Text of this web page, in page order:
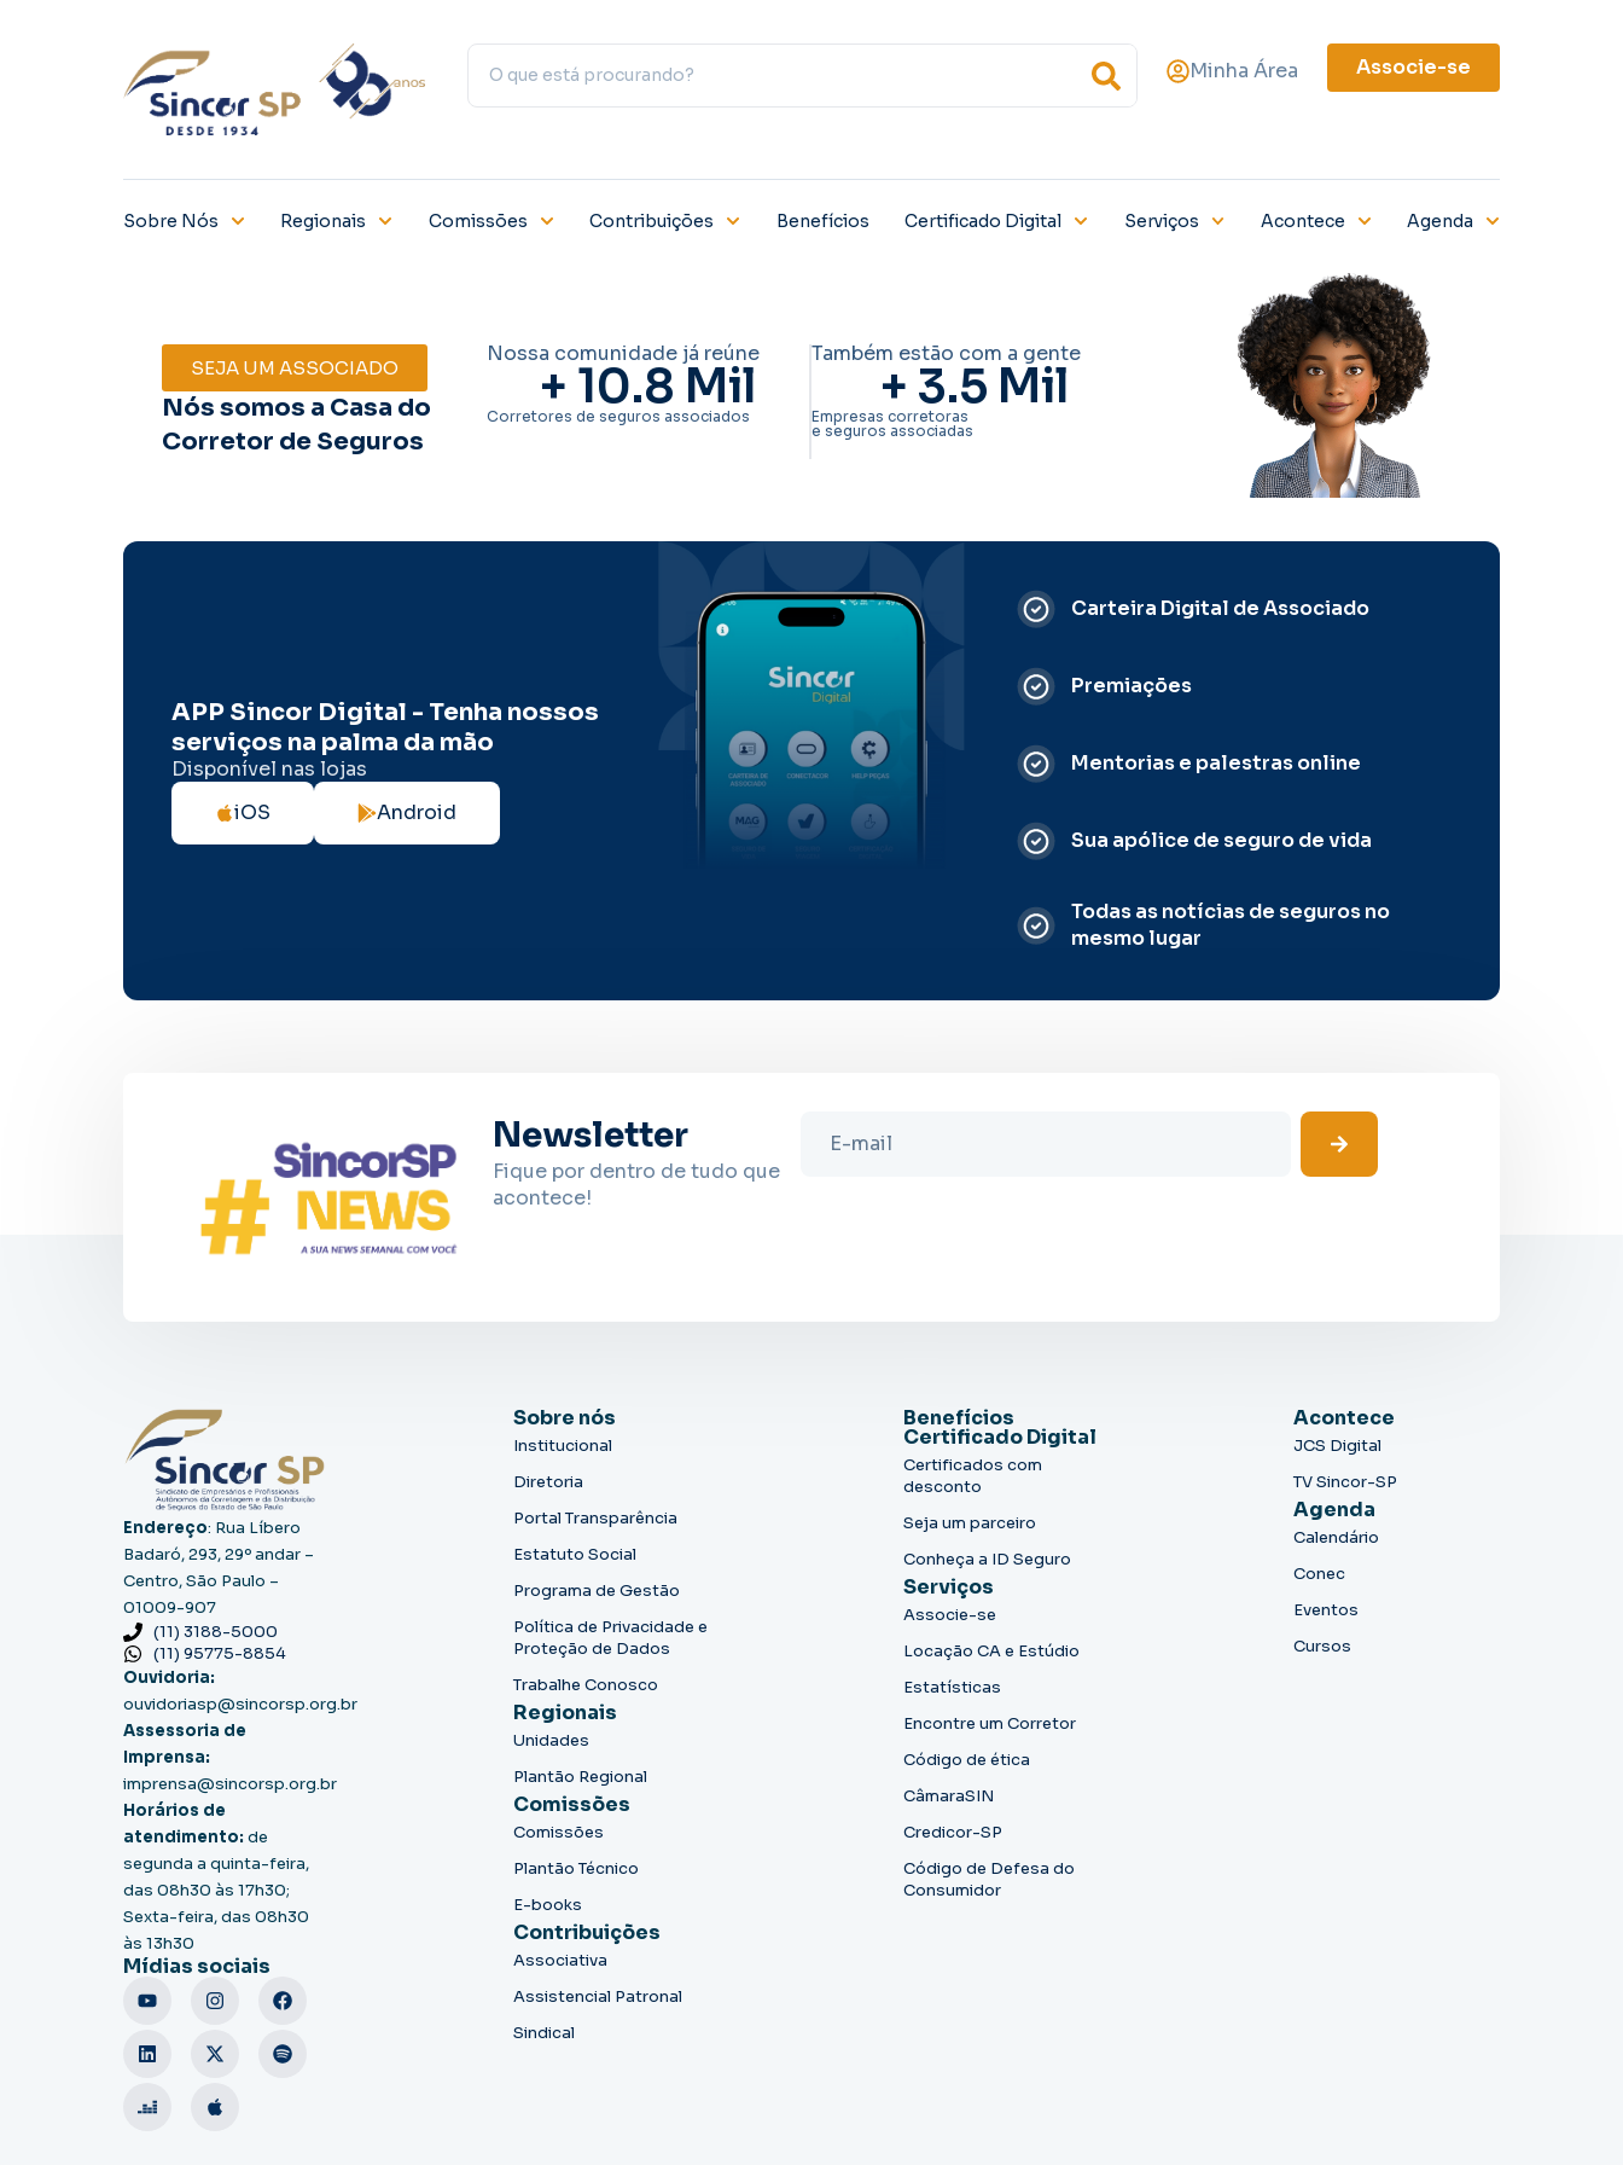
Minha Área Associe-se
Sobre Nós Regionais Comissões Contribuições Benefícios Certificado Digital Serviços Acontece Agenda
SEJA UM ASSOCIADO
Nós somos a Casa do
Corretor de Seguros
Nossa comunidade já reúne
+ 10.8 Mil
Corretores de seguros associados
Também estão com a gente
+ 3.5 Mil
Empresas corretoras
e seguros associadas
APP Sincor Digital - Tenha nossos
serviços na palma da mão
Disponível nas lojas
iOS
Android
Carteira Digital de Associado
Premiações
Mentorias e palestras online
Sua apólice de seguro de vida
Todas as notícias de seguros no
mesmo lugar
Newsletter
Fique por dentro de tudo que
acontece!
Endereço: Rua Líbero
Badaró, 293, 29º andar –
Centro, São Paulo –
01009-907
(11) 3188-5000
(11) 95775-8854
Ouvidoria:
ouvidoriasp@sincorsp.org.br
Assessoria de
Imprensa:
imprensa@sincorsp.org.br
Horários de
atendimento: de
segunda a quinta-feira,
das 08h30 às 17h30;
Sexta-feira, das 08h30
às 13h30
Mídias sociais
Sobre nós
Institucional
Diretoria
Portal Transparência
Estatuto Social
Programa de Gestão
Política de Privacidade e
Proteção de Dados
Trabalhe Conosco
Regionais
Unidades
Plantão Regional
Comissões
Comissões
Plantão Técnico
E-books
Contribuições
Associativa
Assistencial Patronal
Sindical
Benefícios
Certificado Digital
Certificados com
desconto
Seja um parceiro
Conheça a ID Seguro
Serviços
Associe-se
Locação CA e Estúdio
Estatísticas
Encontre um Corretor
Código de ética
CâmaraSIN
Credicor-SP
Código de Defesa do
Consumidor
Acontece
JCS Digital
TV Sincor-SP
Agenda
Calendário
Conec
Eventos
Cursos